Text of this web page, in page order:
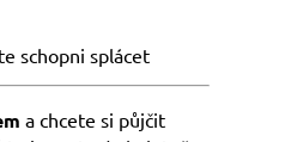
schopni splácet
a chcete si půjčit